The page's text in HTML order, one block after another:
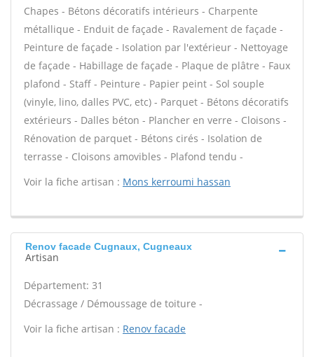
Chapes - Bétons décoratifs intérieurs - Charpente
métallique - Enduit de façade - Ravalement de façade -
Peinture de façade - Isolation par l'extérieur - Nettoyage
de façade - Habillage de façade - Plaque de plâtre - Faux
plafond - Staff - Peinture - Papier peint - Sol souple
(vinyle, lino, dalles PVC, etc) - Parquet - Bétons décoratifs
extérieurs - Dalles béton - Plancher en verre - Cloisons -
Rénovation de parquet - Bétons cirés - Isolation de
terrasse - Cloisons amovibles - Plafond tendu -
Voir la fiche artisan : Mons kerroumi hassan
Renov facade Cugnaux, Cugneaux
Artisan
Département: 31
Décrassage / Démoussage de toiture -
Voir la fiche artisan : Renov facade